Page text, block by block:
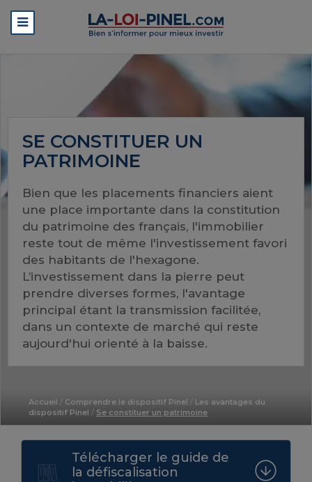
SE CONSTITUER UN
PATRIMOINE
Bien que les placements financiers aient
une place importante dans la constitution
du patrimoine des français, l'immobilier
reste tout de même l'investissement favori
des habitants de l'hexagone.
L’investissement dans la pierre peut
prendre diverses formes, l'avantage
principal étant la transmission facilitée,
dans un contexte de marché qui reste
aujourd'hui orienté à la baisse.
Accueil / Comprendre le dispositif Pinel / Les avantages du
dispositif Pinel / Se constituer un patrimoine
Télécharger le guide de
la défiscalisation